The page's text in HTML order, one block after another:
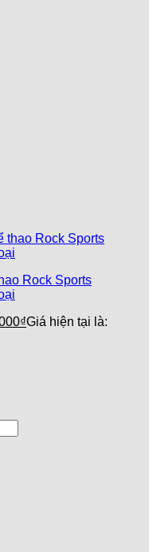
Rock Sports
₫Giá hiện tại là: